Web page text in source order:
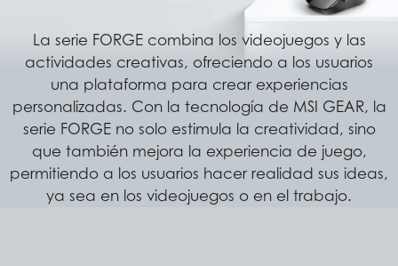
La serie FORGE combina los videojuegos y las
actividades creativas, ofreciendo a los usuarios
una plataforma para crear experiencias
personalizadas. Con la tecnología de MSI GEAR, la
serie FORGE no solo estimula la creatividad, sino
que también mejora la experiencia de juego,
permitiendo a los usuarios hacer realidad sus ideas,
ya sea en los videojuegos o en el trabajo.